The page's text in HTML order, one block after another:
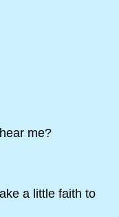
me?
a little faith to